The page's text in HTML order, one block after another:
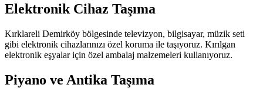
Elektronik Cihaz Taşıma
Kırklareli Demirköy bölgesinde televizyon, bilgisayar, müzik seti
gibi elektronik cihazlarınızı özel koruma ile taşıyoruz. Kırılgan
elektronik eşyalar için özel ambalaj malzemeleri kullanıyoruz.
Piyano ve Antika Taşıma